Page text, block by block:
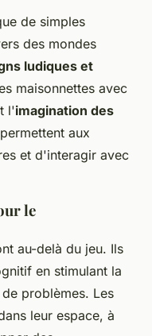
de simples
des mondes
ludiques et
maisonnettes avec
l'imagination des
aux
et d'interagir avec
le
au-delà du jeu. Ils
en stimulant la
problèmes. Les
leur espace, à